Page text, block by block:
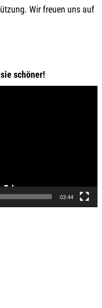
Wir freuen uns auf
schöner!
03:44